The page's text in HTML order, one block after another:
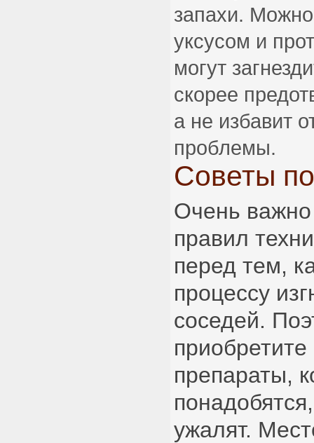
запахи.
уксусом и
могут
скорее
а не избавит
проблемы.
Советы
Очень
правил
перед тем,
процессу
соседей.
препараты,
ужалят.